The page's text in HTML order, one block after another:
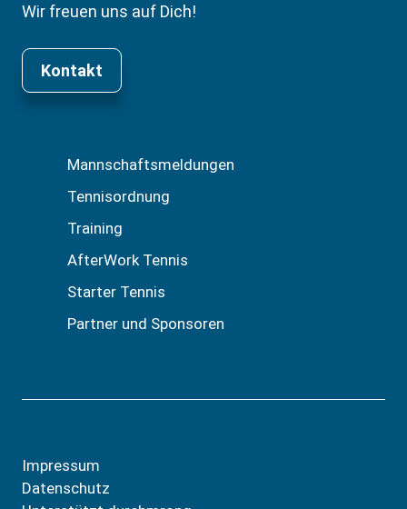
Wir freuen uns auf Dich!
Kontakt
Mannschaftsmeldungen
Tennisordnung
Training
AfterWork Tennis
Starter Tennis
Partner und Sponsoren
Impressum
Datenschutz